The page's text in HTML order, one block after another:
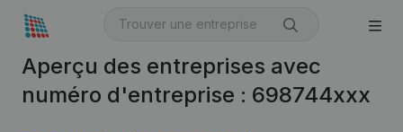
Aperçu des entreprises avec
numéro d'entreprise : 698744xxx